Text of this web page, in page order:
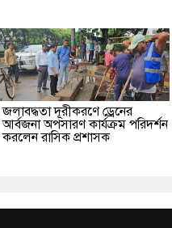
জলাবদ্ধতা দূরীকরণে ড্রেনের
আর্বজনা অপসারণ কার্যক্রম পরিদর্শন
করলেন রাসিক প্রশাসক